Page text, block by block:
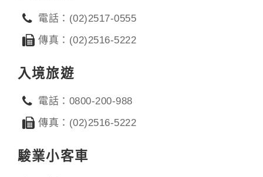
電話：(02)2517-0555
傳真：(02)2516-5222
入境旅遊
電話：0800-200-988
傳真：(02)2516-5222
駿業小客車